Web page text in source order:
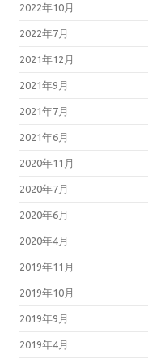
2022年10月
2022年7月
2021年12月
2021年9月
2021年7月
2021年6月
2020年11月
2020年7月
2020年6月
2020年4月
2019年11月
2019年10月
2019年9月
2019年4月